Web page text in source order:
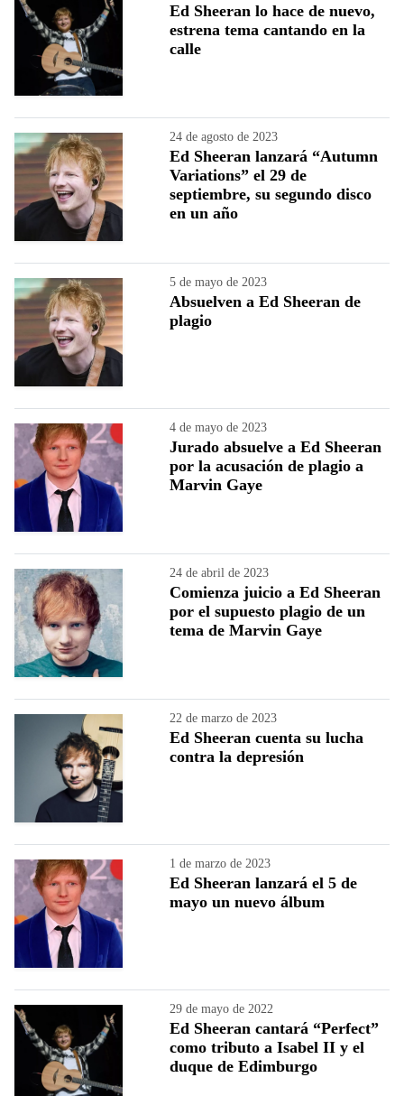
Ed Sheeran lo hace de nuevo,
estrena tema cantando en la
calle
24 de agosto de 2023
Ed Sheeran lanzará “Autumn
Variations” el 29 de
septiembre, su segundo disco
en un año
5 de mayo de 2023
Absuelven a Ed Sheeran de
plagio
4 de mayo de 2023
Jurado absuelve a Ed Sheeran
por la acusación de plagio a
Marvin Gaye
24 de abril de 2023
Comienza juicio a Ed Sheeran
por el supuesto plagio de un
tema de Marvin Gaye
22 de marzo de 2023
Ed Sheeran cuenta su lucha
contra la depresión
1 de marzo de 2023
Ed Sheeran lanzará el 5 de
mayo un nuevo álbum
29 de mayo de 2022
Ed Sheeran cantará “Perfect”
como tributo a Isabel II y el
duque de Edimburgo